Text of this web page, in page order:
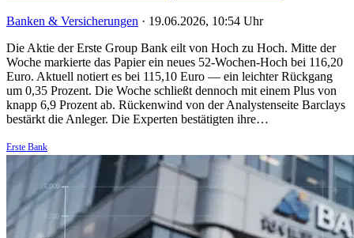
Banken & Versicherungen · 19.06.2026, 10:54 Uhr
Die Aktie der Erste Group Bank eilt von Hoch zu Hoch. Mitte der
Woche markierte das Papier ein neues 52-Wochen-Hoch bei 116,20
Euro. Aktuell notiert es bei 115,10 Euro — ein leichter Rückgang
um 0,35 Prozent. Die Woche schließt dennoch mit einem Plus von
knapp 6,9 Prozent ab. Rückenwind von der Analystenseite Barclays
bestärkt die Anleger. Die Experten bestätigten ihre…
Erste Bank